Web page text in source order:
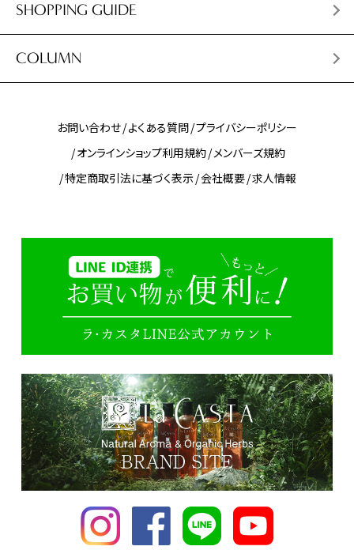
SHOPPING GUIDE
COLUMN
お問い合わせ よくある質問 プライバシーポリシー
オンラインショップ利用規約 メンバーズ規約
特定商取引法に基づく表示 会社概要 求人情報